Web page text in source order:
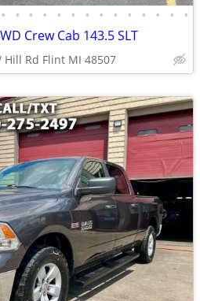
• • • • • • • • • • • • • •
Crew Cab 143.5 SLT
Hill Rd Flint MI 48507